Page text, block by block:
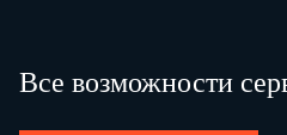
Все возможности